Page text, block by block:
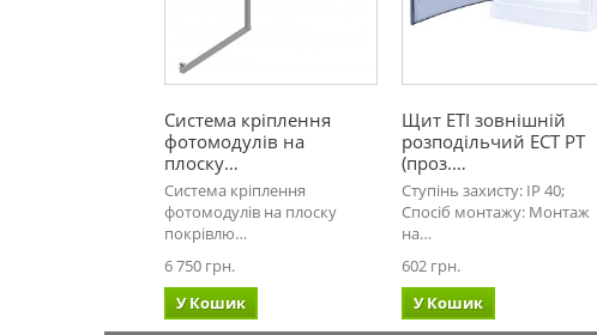
Система кріплення
фотомодулів на
плоску…
Система кріплення
фотомодулів на плоску
покрівлю…
6 750 грн.
У Кошик
Щит ETI зовнішній
розподільчий ECT PT
(проз.…
Ступінь захисту: IP 40;
Спосіб монтажу: Монтаж
на…
602 грн.
У Кошик